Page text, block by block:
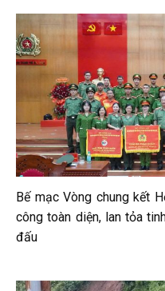
Bế mạc Vòng chung kết
công toàn diện, lan tỏa
đấu